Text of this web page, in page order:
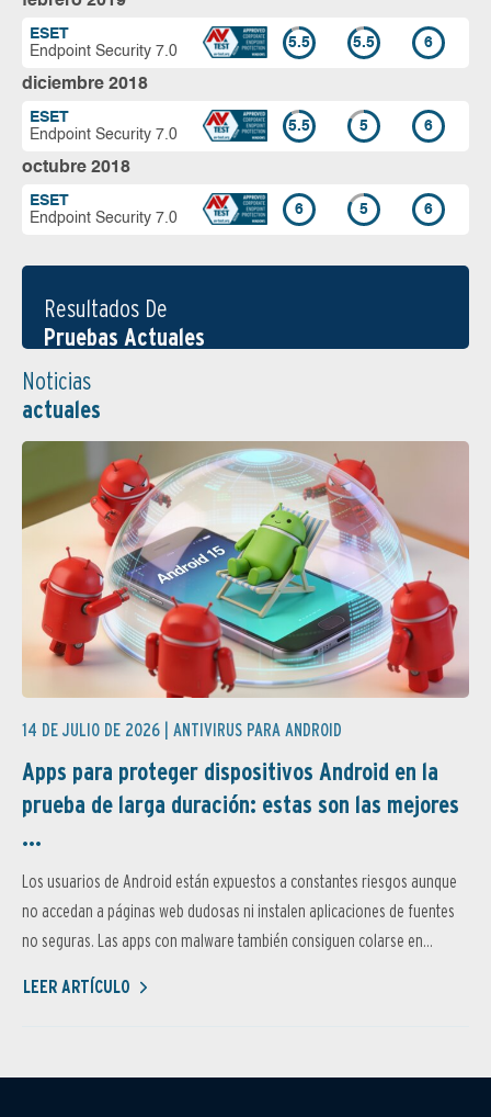
ESET
Endpoint Security 7.0
5.5 5.5 6
diciembre 2018
ESET
Endpoint Security 7.0
5.5 5 6
octubre 2018
ESET
Endpoint Security 7.0
6 5 6
Resultados De
Pruebas Actuales
Noticias
actuales
14 DE JULIO DE 2026 | ANTIVIRUS PARA ANDROID
Apps para proteger dispositivos Android en la
prueba de larga duración: estas son las mejores
...
Los usuarios de Android están expuestos a constantes riesgos aunque
no accedan a páginas web dudosas ni instalen aplicaciones de fuentes
no seguras. Las apps con malware también consiguen colarse en...
LEER ARTÍCULO